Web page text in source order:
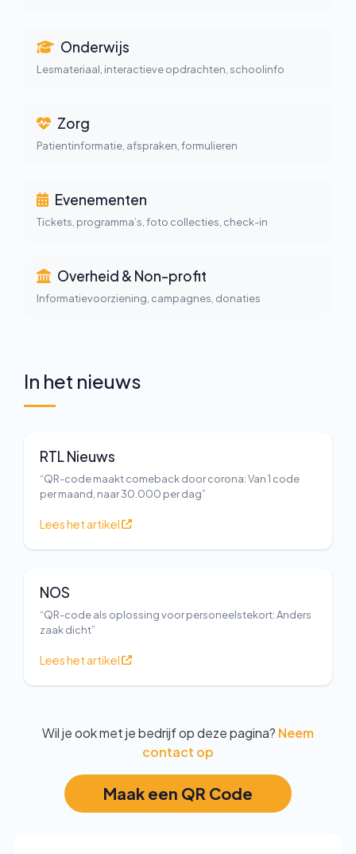
Onderwijs
Lesmateriaal, interactieve opdrachten, schoolinfo
Zorg
Patientinformatie, afspraken, formulieren
Evenementen
Tickets, programma’s, foto collecties, check-in
Overheid & Non-profit
Informatievoorziening, campagnes, donaties
In het nieuws
RTL Nieuws
“QR-code maakt comeback door corona: Van 1 code
per maand, naar 30.000 per dag”
Lees het artikel
NOS
“QR-code als oplossing voor personeelstekort: Anders
zaak dicht”
Lees het artikel
Wil je ook met je bedrijf op deze pagina? Neem
contact op
Maak een QR Code